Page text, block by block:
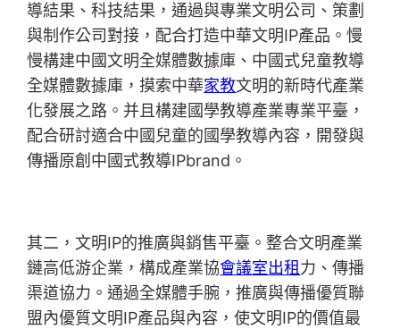
導結果、科技結果，通過與專業文明公司、策劃
與制作公司對接，配合打造中華文明IP產品。慢
慢構建中國文明全媒體數據庫、中國式兒童教導
全媒體數據庫，摸索中華家教文明的新時代產業
化發展之路。并且構建國學教導產業專業平臺，
配合研討適合中國兒童的國學教導內容，開發與
傳播原創中國式教導IPbrand。
其二，文明IP的推廣與銷售平臺。整合文明產業
鏈高低游企業，構成產業協會議室出租力、傳播
渠道協力。通過全媒體手腕，推廣與傳播優質聯
盟內優質文明IP產品與內容，使文明IP的價值最